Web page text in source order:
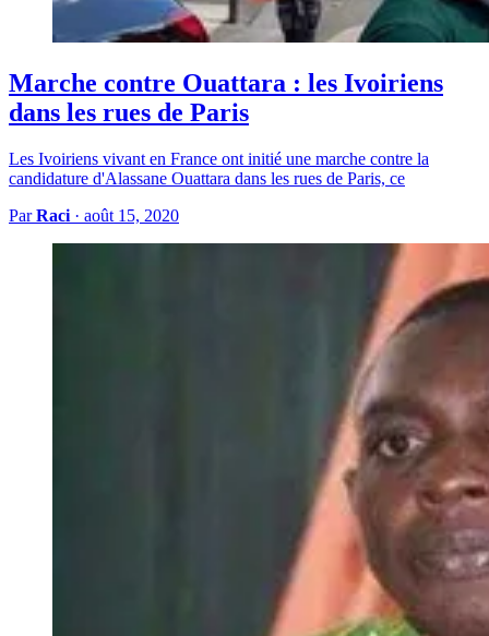
Marche contre Ouattara : les Ivoiriens
dans les rues de Paris
Les Ivoiriens vivant en France ont initié une marche contre la
candidature d'Alassane Ouattara dans les rues de Paris, ce
ParRaci · août 15, 2020